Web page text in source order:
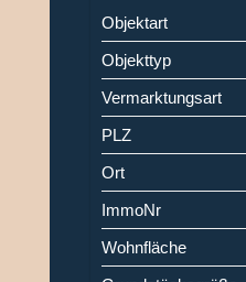
Objektart
Objekttyp
Vermarktungsart
PLZ
Ort
ImmoNr
Wohnfläche